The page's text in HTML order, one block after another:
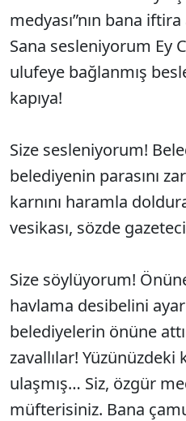
medyası”nın bana
Sana sesleniyorum Ey
ulufeye bağlanmış
kapıya!
Size sesleniyorum!
belediyenin parasını
karnını haramla
vesikası, sözde
Size söylüyorum!
havlama desibelini
belediyelerin önüne
zavallılar! Yüzünüzdeki
ulaşmış… Siz, özgür
müfterisiniz. Bana